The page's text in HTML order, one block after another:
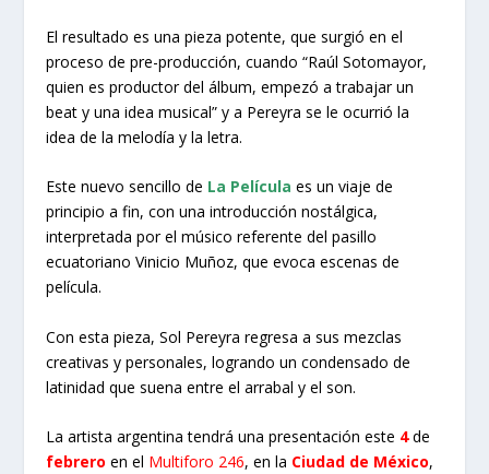
El resultado es una pieza potente, que surgió en el
proceso de pre-producción, cuando “Raúl Sotomayor,
quien es productor del álbum, empezó a trabajar un
beat y una idea musical” y a Pereyra se le ocurrió la
idea de la melodía y la letra.
Este nuevo sencillo de La Película es un viaje de
principio a fin, con una introducción nostálgica,
interpretada por el músico referente del pasillo
ecuatoriano Vinicio Muñoz, que evoca escenas de
película.
Con esta pieza, Sol Pereyra regresa a sus mezclas
creativas y personales, logrando un condensado de
latinidad que suena entre el arrabal y el son.
La artista argentina tendrá una presentación este 4de
febrero en el Multiforo 246, en la Ciudad de México,